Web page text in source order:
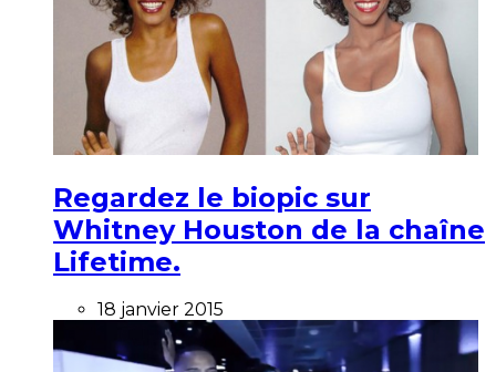
Regardez le biopic sur
Whitney Houston de la chaîne
Lifetime.
18 janvier 2015